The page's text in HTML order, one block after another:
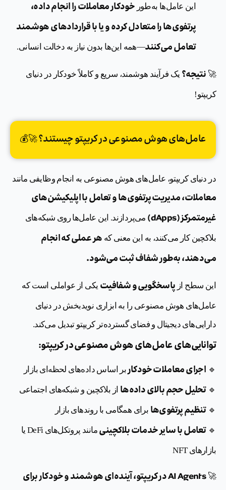
این عامل‌ها به‌طور خودکار معاملات را انجام داده،
پرتفوی‌ها را متعادل کرده و یا با قراردادهای هوشمند
تعامل می‌کنند—همه این‌ها بدون نیاز به دخالت انسانی.
🚀 نتیجه؟ یک فرآیند هوشمند، سریع و کاملاً خودکار در دنیای
کریپتو!
عامل‌های هوش مصنوعی در کریپتو چیستند؟ 🚀💰
در دنیای کریپتو، عامل‌های هوش مصنوعی به انجام وظایفی مانند
معاملات، مدیریت پرتفوی‌ها و تعامل با اپلیکیشن‌های
غیرمتمرکز (dApps)
می‌پردازند. این عامل‌ها روی شبکه‌های
بلاکچین کار می‌کنند، به این معنی که هر عملی که انجام
می‌دهند، به‌طور شفاف ثبت می‌شود.
این سطح از پاسخگویی و شفافیت یکی از عواملی است که
عامل‌های هوش مصنوعی را به ابزاری نویدبخش در دنیای
دارایی‌های دیجیتال و فضای گسترده‌تر کریپتو تبدیل می‌کند.
توانایی‌های عامل‌های هوش مصنوعی در کریپتو:
🔹 اجرای معاملات خودکار بر اساس داده‌های لحظه‌ای بازار
🔹تحلیل حجم بالای داده‌ها از بلاکچین و شبکه‌های اجتماعی
🔹تنظیم پرتفوی‌ها برای همگامی با روندهای بازار
🔹تعامل با سایر خدمات بلاکچینی مانند پروتکل‌های DeFi یا
بازارهای NFT
🚀
AI Agents در کریپتو، آینده‌ای هوشمند و خودکار برای